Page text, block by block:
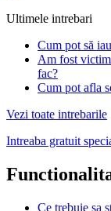
Ultimele intrebari
Cum pot să
Am fost
fac?
Cum pot afla
Vezi toate intrebarile
Intreaba gratuit
Ce trebuie sa